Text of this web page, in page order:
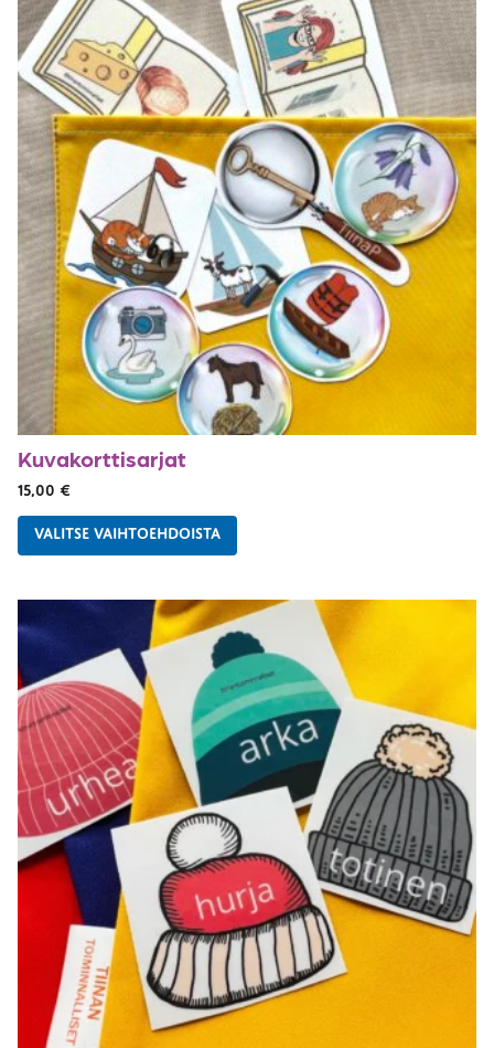
Kuvakorttisarjat
15,00 €
VALITSE VAIHTOEHDOISTA